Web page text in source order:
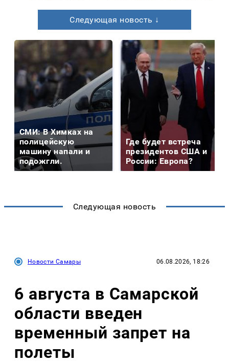
Следующая новость ↓
СМИ: В Химках на
полицейскую
машину напали и
подожгли.
Где будет встреча
президентов США и
России: Европа?
Следующая новость
Новости Самары 06.08.2026, 18:26
6 августа в Самарской
области введен
временный запрет на
полеты